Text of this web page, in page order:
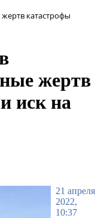
катастрофы
жертв
иск на
21 апреля
2022,
10:37